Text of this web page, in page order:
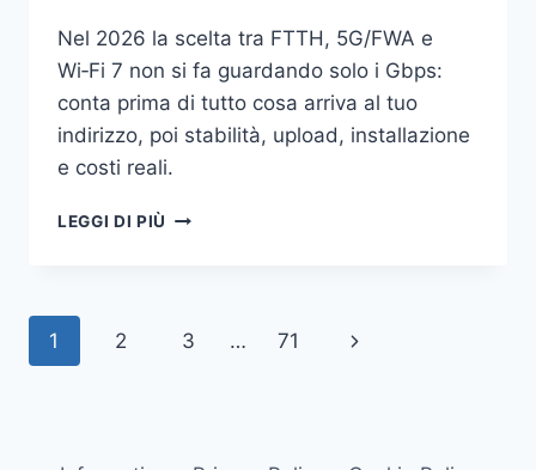
Nel 2026 la scelta tra FTTH, 5G/FWA e
Wi‑Fi 7 non si fa guardando solo i Gbps:
conta prima di tutto cosa arriva al tuo
indirizzo, poi stabilità, upload, installazione
e costi reali.
LEGGI DI PIÙ 5G,
GUIDA
Navigazione
1 2 3 … 71
Pagina